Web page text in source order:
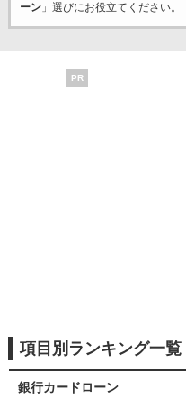
ーン」選びにお役立てください。
PR
項目別ランキング一覧
銀行カードローン